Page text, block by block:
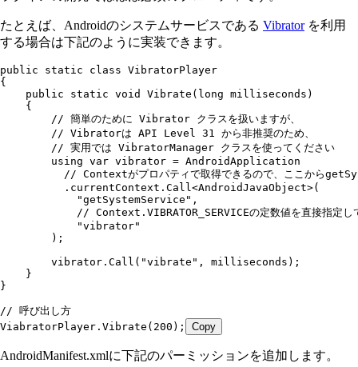
たとえば、Androidのシステムサービスである Vibratorを利用
する場合は下記のように実装できます。
public static class VibratorPlayer
{
    public
static void Vibrate ( long milliseconds)
    {
        // 簡単のために Vibrator クラスを扱いますが、
        // Vibratorは API Level 31 から非推奨のため、
        // 実用では VibratorManager クラスを使ってください
        using
var vibrator = AndroidApplication
// Contextがプロパティで取得できるので、ここから
          .
currentContext . Call<AndroidJavaObject>(
            "
getSystemService " ,
// Context.VIBRATOR_SERVICEの定数値を直接指定し
            "
vibrator"
        );
        vibrator
. Call ( "vibrate " ,
milliseconds);
    }
}
// 呼び出し方
ViabratorPlayer . Vibrate ( 200 ); Copy
AndroidManifest.xmlに下記のパーミッションを追加します。